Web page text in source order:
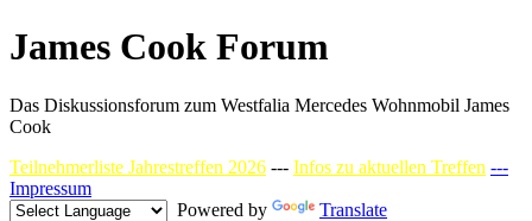
James Cook Forum
Das Diskussionsforum zum Westfalia Mercedes Wohnmobil James
Cook
Teilnehmerliste Jahrestreffen 2026 --- Infos zu aktuellen Treffen ---
Impressum
Powered by
Translate